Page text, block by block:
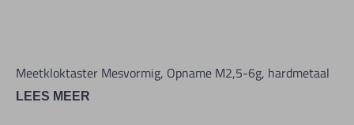
Meetkloktaster Mesvormig, Opname M2,5-6g, hardmetaal
LEES MEER